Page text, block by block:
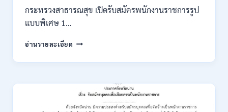
กระทรวงสาธารณสุข เปิดรับสมัครพนักงานราชการรูป
แบบพิเศษ 1…
อ่านรายละเอียด กระทรวง
เปิด
สมัคร
พนักงาน
ราชการ